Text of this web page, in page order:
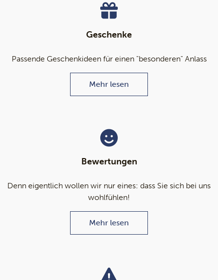
Geschenke
Passende Geschenkideen für einen "besonderen" Anlass
Mehr lesen
Bewertungen
Denn eigentlich wollen wir nur eines: dass Sie sich bei uns
wohlfühlen!
Mehr lesen